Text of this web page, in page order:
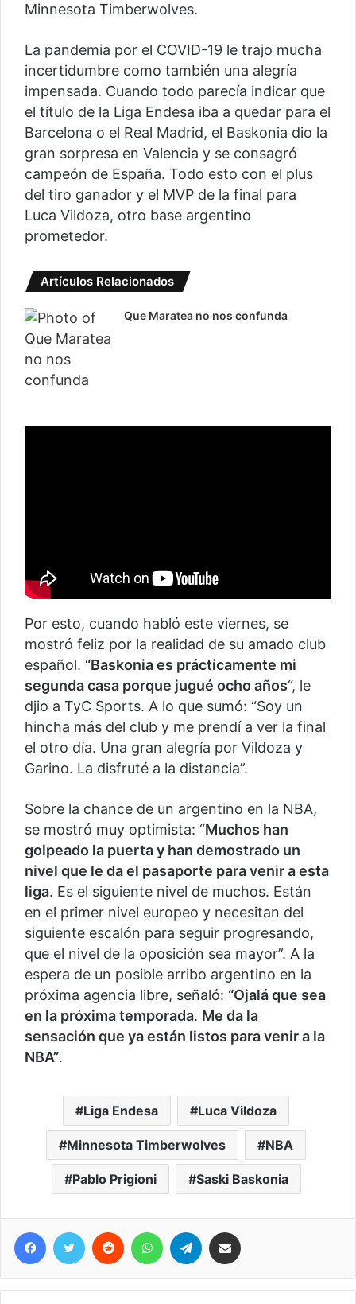
Minnesota Timberwolves.
La pandemia por el COVID-19 le trajo mucha
incertidumbre como también una alegría
impensada. Cuando todo parecía indicar que
el título de la Liga Endesa iba a quedar para el
Barcelona o el Real Madrid, el Baskonia dio la
gran sorpresa en Valencia y se consagró
campeón de España. Todo esto con el plus
del tiro ganador y el MVP de la final para
Luca Vildoza, otro base argentino
prometedor.
Artículos Relacionados
Que Maratea no nos confunda
Por esto, cuando habló este viernes, se
mostró feliz por la realidad de su amado club
español. “Baskonia es prácticamente mi
segunda casa porque jugué ocho años“, le
djio a TyC Sports. A lo que sumó: “Soy un
hincha más del club y me prendí a ver la final
el otro día. Una gran alegría por Vildoza y
Garino. La disfruté a la distancia”.
Sobre la chance de un argentino en la NBA,
se mostró muy optimista: “Muchos han
golpeado la puerta y han demostrado un
nivel que le da el pasaporte para venir a esta
liga. Es el siguiente nivel de muchos. Están
en el primer nivel europeo y necesitan del
siguiente escalón para seguir progresando,
que el nivel de la oposición sea mayor”. A la
espera de un posible arribo argentino en la
próxima agencia libre, señaló: “Ojalá que sea
en la próxima temporada. Me da la
sensación que ya están listos para venir a la
NBA”.
Liga Endesa Luca Vildoza
Minnesota Timberwolves NBA
Pablo Prigioni Saski Baskonia
Facebook
Twitter Reddit WhatsAppTelegram